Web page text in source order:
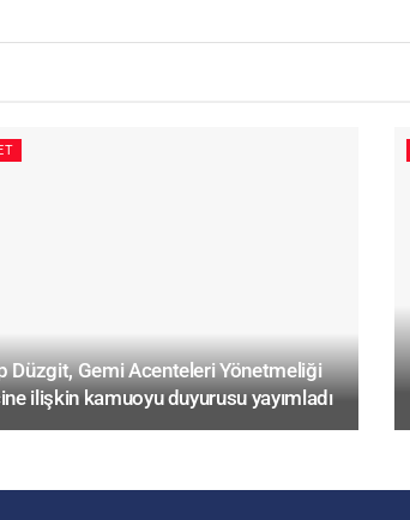
Düzgit, Gemi Acenteleri Yönetmeliği
ilişkin kamuoyu duyurusu yayımladı